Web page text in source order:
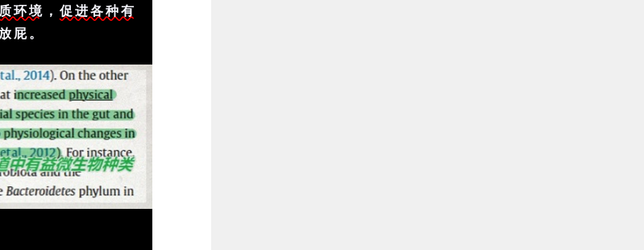
环境 ，促进各种有
屁。